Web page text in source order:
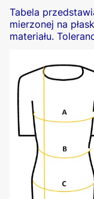
Tabela
mierzonej na
materiału.